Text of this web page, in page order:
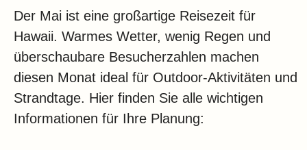
Arktis
Antarktis
Reisemonat
Klima
Der Mai ist eine großartige Reisezeit für
Hawaii. Warmes Wetter, wenig Regen und
überschaubare Besucherzahlen machen
diesen Monat ideal für Outdoor-Aktivitäten und
Strandtage. Hier finden Sie alle wichtigen
Informationen für Ihre Planung: